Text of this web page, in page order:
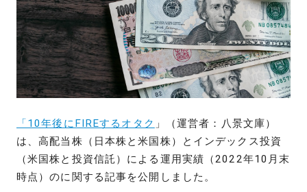
「10年後にFIREするオタク 」（運営者：八景文庫）
は、高配当株（日本株と米国株）とインデックス投資
（米国株と投資信託）による運用実績（2022年10月末
時点）のに関する記事を公開しました。